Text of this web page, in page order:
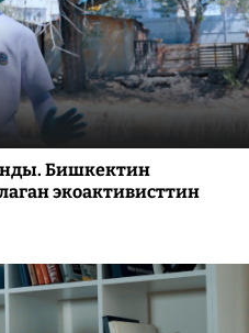
Бишкектин
экоактивисттин